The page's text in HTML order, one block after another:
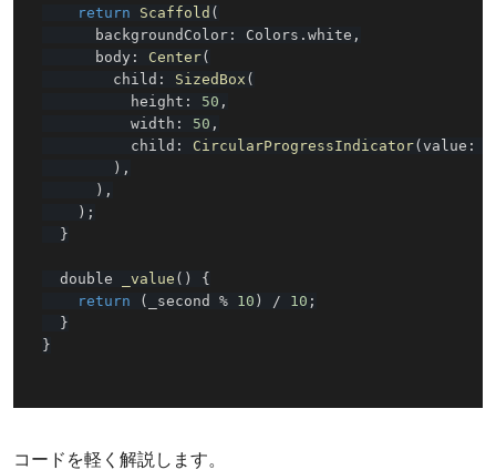
return
Scaffold (
      backgroundColor
: Colors . white ,
      body
: Center(
        child
: SizedBox (
          height
: 50 ,
          width
: 50 ,
          child
: CircularProgressIndicator( value :
) ,
) ,
) ;
}
  double
_value ( )
{
return
( _second % 10 ) / 10 ;
}
}
コードを軽く解説します。